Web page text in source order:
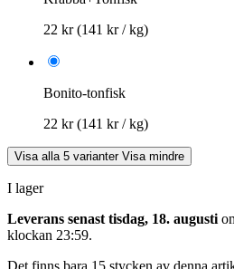
22 kr(141 kr / kg)
Bonito-tonfisk
22 kr(141 kr / kg)
Visa alla 5 varianter Visa mindre
I lager
Leverans senast tisdag, 18. augusti
klockan 23:59.
Det finns bara 15 stycken av denna